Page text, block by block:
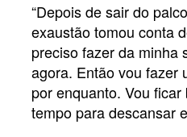
“Depois de sair do
exaustão tomou conta
preciso fazer da minha
agora. Então vou fazer
por enquanto. Vou
tempo para descansar